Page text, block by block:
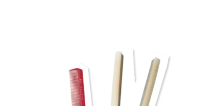
Follow us